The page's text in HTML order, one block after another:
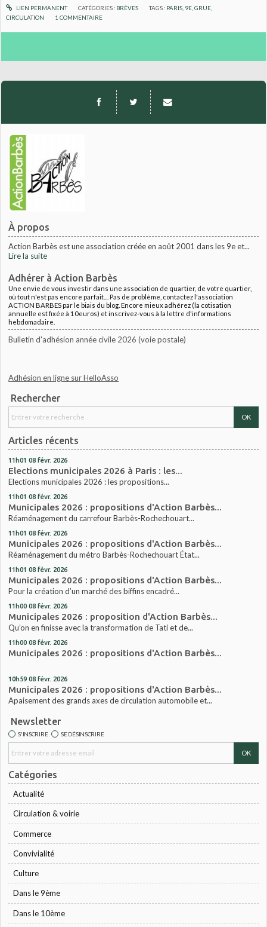
À propos
Action Barbès est une association créée en août 2001 dans les 9e et...
Lire la suite
Adhérer à Action Barbès
Une envie de vous investir dans une association de quartier, de votre quartier,
où tout n'est pas encore parfait.... Pas de problème, contactez l'association
ACTION BARBES par le biais du blog. Encore mieux adhérez (la cotisation
annuelle est fixée à 10euros) et inscrivez-vous à la lettre d'informations
hebdomadaire.
Bulletin d'adhésion année civile 2026 (voie postale)
Adhésion en ligne sur HelloAsso
Rechercher
Articles récents
11h01 08 févr. 2026
Elections municipales 2026 à Paris : les...
Elections municipales 2026 : les propositions...
11h01 08 févr. 2026
Municipales 2026 : propositions d'Action Barbès...
Réaménagement du carrefour Barbès-Rochechouart...
11h01 08 févr. 2026
Municipales 2026 : propositions d'Action Barbès...
Réaménagement du métro Barbès-Rochechouart État...
11h01 08 févr. 2026
Municipales 2026 : propositions d'Action Barbès...
Pour la création d’un marché des biffins encadré...
11h00 08 févr. 2026
Municipales 2026 : proposition d'Action Barbès...
Qu’on en finisse avec la transformation de Tati et de...
11h00 08 févr. 2026
Municipales 2026 : propositions d'Action Barbès...
10h59 08 févr. 2026
Municipales 2026 : propositions d'Action Barbès...
Apaisement des grands axes de circulation automobile et...
Newsletter
S'INSCRIRE SE DÉSINSCRIRE
Catégories
Actualité
Circulation & voirie
Commerce
Convivialité
Culture
Dans le 9ème
Dans le 10ème
LIEN PERMANENT CATÉGORIES : BRÈVES TAGS : PARIS 9E ,GRUE
CIRCULATION
1 COMMENTAIRE